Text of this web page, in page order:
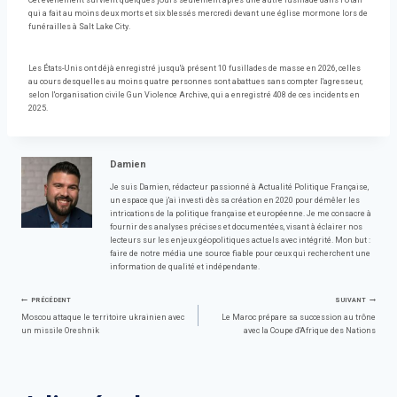
qui a fait au moins deux morts et six blessés mercredi devant une église mormone lors de
funérailles à Salt Lake City.
Les États-Unis ont déjà enregistré jusqu'à présent 10 fusillades de masse en 2026, celles
au cours desquelles au moins quatre personnes sont abattues sans compter l'agresseur,
selon l'organisation civile Gun Violence Archive, qui a enregistré 408 de ces incidents en
2025.
Damien
Je suis Damien, rédacteur passionné à Actualité Politique Française,
un espace que j'ai investi dès sa création en 2020 pour démêler les
intrications de la politique française et européenne. Je me consacre à
fournir des analyses précises et documentées, visant à éclairer nos
lecteurs sur les enjeux géopolitiques actuels avec intégrité. Mon but :
faire de notre média une source fiable pour ceux qui recherchent une
information de qualité et indépendante.
Navigation
PRÉCÉDENT
Moscou attaque le territoire ukrainien avec
un missile Oreshnik
SUIVANT
Le Maroc prépare sa succession au trône
avec la Coupe d'Afrique des Nations